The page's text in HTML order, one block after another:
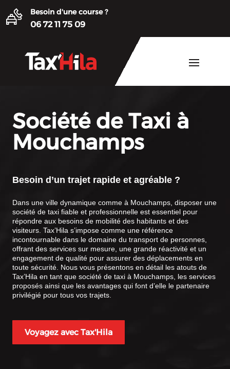
Besoin d'une course ?
06 72 11 75 09
Société de Taxi à
Mouchamps
Besoin d’un trajet rapide et agréable ?
Dans une ville dynamique comme à Mouchamps, disposer une
société de taxi fiable et professionnelle est essentiel pour
répondre aux besoins de mobilité des habitants et des
visiteurs. Tax’Hila s’impose comme une référence
incontournable dans le domaine du transport de personnes,
offrant des services sur mesure, une grande réactivité et un
engagement de qualité pour assurer des déplacements en
toute sécurité. Nous vous présentons en détail les atouts de
Tax’Hila en tant que société de taxi à Mouchamps, les services
proposés ainsi que les avantages qui font d’elle le partenaire
privilégié pour tous vos trajets.
Voyagez avec Tax'Hila